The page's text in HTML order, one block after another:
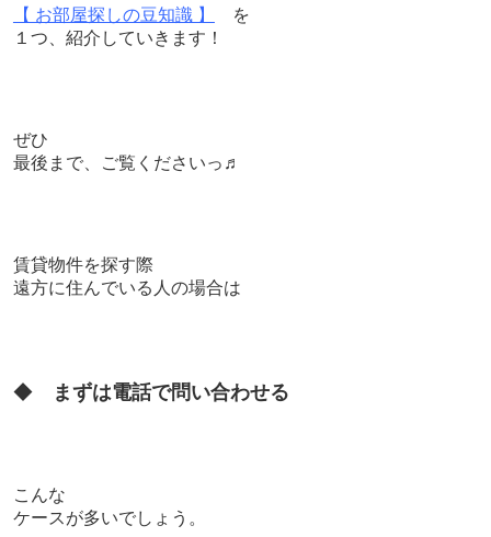
【 お部屋探しの豆知識 】
を
１つ、紹介していきます！
ぜひ
最後まで、ご覧くださいっ♬
賃貸物件を探す際
遠方に住んでいる人の場合は
◆ まずは電話で問い合わせる
こんな
ケースが多いでしょう。